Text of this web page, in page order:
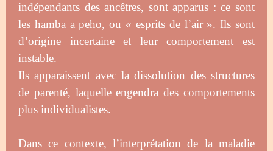
indépendants des ancêtres, sont apparus : ce sont
les hamba a peho, ou « esprits de l’air ». Ils sont
d’origine incertaine et leur comportement est
instable.
Ils apparaissent avec la dissolution des structures
de parenté, laquelle engendra des comportements
plus individualistes.
Dans ce contexte, l’interprétation de la maladie